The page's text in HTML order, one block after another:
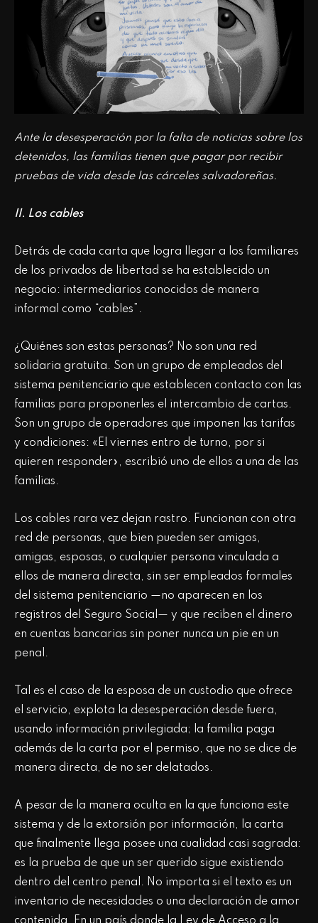
Ante la desesperación por la falta de noticias sobre los
detenidos, las familias tienen que pagar por recibir
pruebas de vida desde las cárceles salvadoreñas.
II. Los cables
Detrás de cada carta que logra llegar a los familiares
de los privados de libertad se ha establecido un
negocio: intermediarios conocidos de manera
informal como “cables”.
¿Quiénes son estas personas? No son una red
solidaria gratuita. Son un grupo de empleados del
sistema penitenciario que establecen contacto con las
familias para proponerles el intercambio de cartas.
Son un grupo de operadores que imponen las tarifas
y condiciones: «El viernes entro de turno, por si
quieren responder», escribió uno de ellos a una de las
familias.
Los cables rara vez dejan rastro. Funcionan con otra
red de personas, que bien pueden ser amigos,
amigas, esposas, o cualquier persona vinculada a
ellos de manera directa, sin ser empleados formales
del sistema penitenciario —no aparecen en los
registros del Seguro Social— y que reciben el dinero
en cuentas bancarias sin poner nunca un pie en un
penal.
Tal es el caso de la esposa de un custodio que ofrece
el servicio, explota la desesperación desde fuera,
usando información privilegiada; la familia paga
además de la carta por el permiso, que no se dice de
manera directa, de no ser delatados.
A pesar de la manera oculta en la que funciona este
sistema y de la extorsión por información, la carta
que finalmente llega posee una cualidad casi sagrada:
es la prueba de que un ser querido sigue existiendo
dentro del centro penal. No importa si el texto es un
inventario de necesidades o una declaración de amor
contenida. En un país donde la Ley de Acceso a la